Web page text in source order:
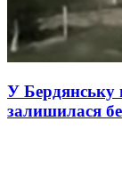
У Бердянську
залишилася